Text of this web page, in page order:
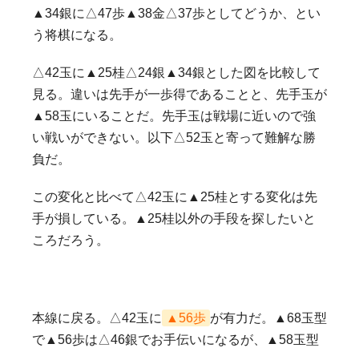
▲34銀に△47歩▲38金△37歩としてどうか、とい
う将棋になる。
△42玉に▲25桂△24銀▲34銀とした図を比較して
見る。違いは先手が一歩得であることと、先手玉が
▲58玉にいることだ。先手玉は戦場に近いので強
い戦いができない。以下△52玉と寄って難解な勝
負だ。
この変化と比べて△42玉に▲25桂とする変化は先
手が損している。▲25桂以外の手段を探したいと
ころだろう。
本線に戻る。△42玉に ▲56歩 が有力だ。▲68玉型
で▲56歩は△46銀でお手伝いになるが、▲58玉型